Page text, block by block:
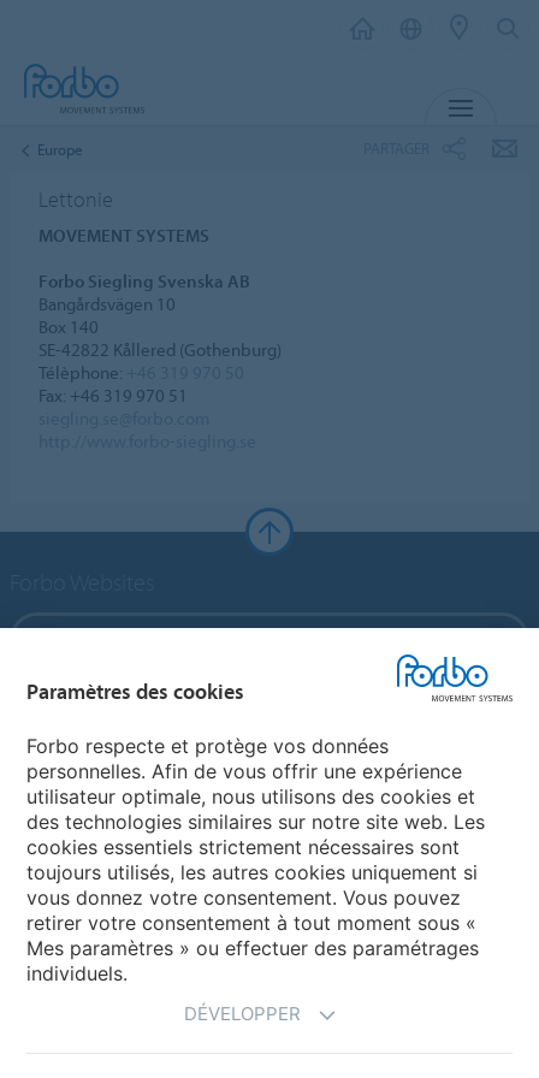
Europe
Lettonie
MOVEMENT SYSTEMS
Forbo Siegling Svenska AB
Bangårdsvägen 10
Box 140
SE-42822 Kållered (Gothenburg)
Télèphone:
Fax: +46 319 970 51
Forbo Flooring Systems
Forbo Movement Systems
Choisir un pays
Choisir son pays
Paramètres des cookies
Forbo respecte et protège vos données
personnelles. Afin de vous offrir une expérience
utilisateur optimale, nous utilisons des cookies et
des technologies similaires sur notre site web. Les
cookies essentiels strictement nécessaires sont
toujours utilisés, les autres cookies uniquement si
vous donnez votre consentement. Vous pouvez
retirer votre consentement à tout moment sous «
Mes paramètres » ou effectuer des paramétrages
individuels.
DÉVELOPPER